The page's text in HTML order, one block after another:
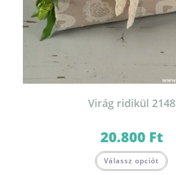
Virág ridikül 2148
20.800 Ft
Válassz opciót